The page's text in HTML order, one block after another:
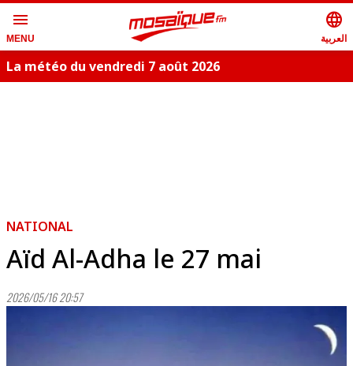
menu
MENU
language
العربية
La météo du vendredi 7 août 2026
NATIONAL
Aïd Al-Adha le 27 mai
2026/05/16 20:57